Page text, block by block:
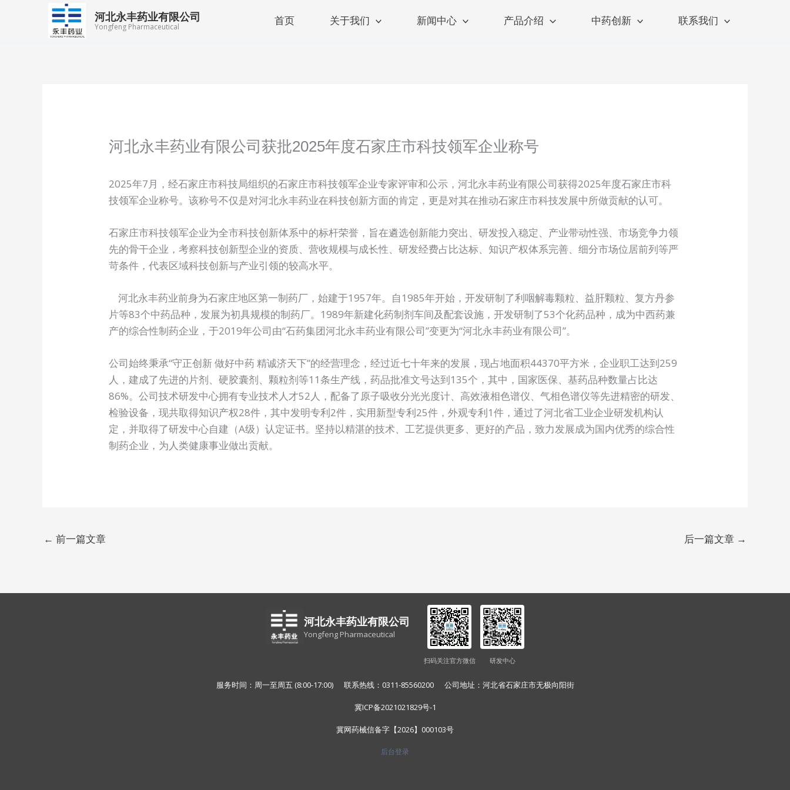
河北永丰药业有限公司
Yongfeng Pharmaceutical 首页 关于我们 新闻中心 产品介绍 中药创新 联系我们
河北永丰药业有限公司获批2025年度石家庄市科技领军企业称号
2025年7月，经石家庄市科技局组织的石家庄市科技领军企业专家评审和公示，河北永丰药业有限公司获得2025年度石家庄市科
技领军企业称号。该称号不仅是对河北永丰药业在科技创新方面的肯定，更是对其在推动石家庄市科技发展中所做贡献的认可。
石家庄市科技领军企业为全市科技创新体系中的标杆荣誉，旨在遴选创新能力突出、研发投入稳定、产业带动性强、市场竞争力领
先的骨干企业，考察科技创新型企业的资质、营收规模与成长性、研发经费占比达标、知识产权体系完善、细分市场位居前列等严
苛条件，代表区域科技创新与产业引领的较高水平。
河北永丰药业前身为石家庄地区第一制药厂，始建于1957年。自1985年开始，开发研制了利咽解毒颗粒、益肝颗粒、复方丹参
片等83个中药品种，发展为初具规模的制药厂。1989年新建化药制剂车间及配套设施，开发研制了53个化药品种，成为中西药兼
产的综合性制药企业，于2019年公司由“石药集团河北永丰药业有限公司”变更为“河北永丰药业有限公司”。
公司始终秉承“守正创新 做好中药 精诚济天下”的经营理念，经过近七十年来的发展，现占地面积44370平方米，企业职工达到259
人，建成了先进的片剂、硬胶囊剂、颗粒剂等11条生产线，药品批准文号达到135个，其中，国家医保、基药品种数量占比达
86%。公司技术研发中心拥有专业技术人才52人，配备了原子吸收分光光度计、高效液相色谱仪、气相色谱仪等先进精密的研发、
检验设备，现共取得知识产权28件，其中发明专利2件，实用新型专利25件，外观专利1件，通过了河北省工业企业研发机构认
定，并取得了研发中心自建（A级）认定证书。坚持以精湛的技术、工艺提供更多、更好的产品，致力发展成为国内优秀的综合性
制药企业，为人类健康事业做出贡献。
← 前一篇文章 后一篇文章 →
河北永丰药业有限公司
Yongfeng Pharmaceutical
扫码关注官方微信 研发中心
服务时间：周一至周五 (8:00-17:00) 联系热线：0311-85560200 公司地址：河北省石家庄市无极向阳街
冀ICP备2021021829号-1
冀网药械信备字【2026】000103号
后台登录